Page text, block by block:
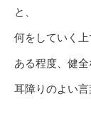
と、
何をしていく上
ある程度、健全
耳障りのよい言